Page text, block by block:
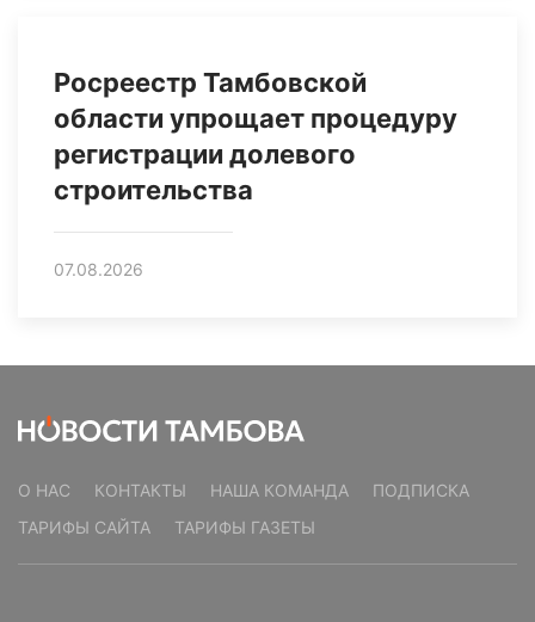
Росреестр Тамбовской
области упрощает процедуру
регистрации долевого
строительства
07.08.2026
О НАС КОНТАКТЫ НАША КОМАНДА
ПОДПИСКА
ТАРИФЫ САЙТА
ТАРИФЫ ГАЗЕТЫ